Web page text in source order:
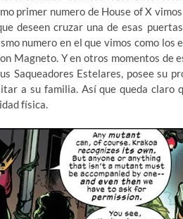
primer numero de House of X
deseen cruzar una de esas
numero en el que vimos como
Magneto. Y en otros momentos de
Saqueadores Estelares, posee su
a su familia. Así que queda claro
física.